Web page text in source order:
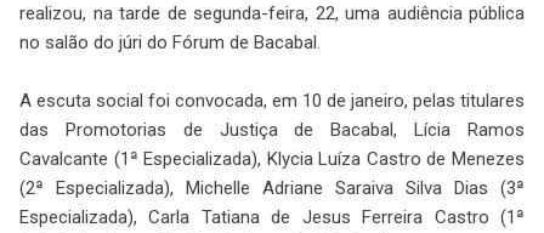
realizou, na tarde de segunda-feira, 22, uma audiência pública
no salão do júri do Fórum de Bacabal.
A escuta social foi convocada, em 10 de janeiro, pelas titulares
das Promotorias de Justiça de Bacabal, Lícia Ramos
Cavalcante (1ª Especializada), Klycia Luíza Castro de Menezes
(2ª Especializada), Michelle Adriane Saraiva Silva Dias (3ª
Especializada), Carla Tatiana de Jesus Ferreira Castro (1ª